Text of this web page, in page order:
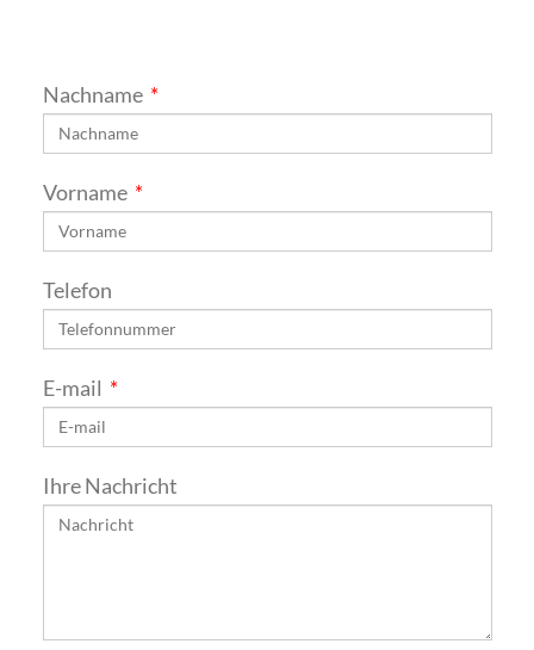
Nachname
Vorname
Telefon
E-mail
Ihre Nachricht